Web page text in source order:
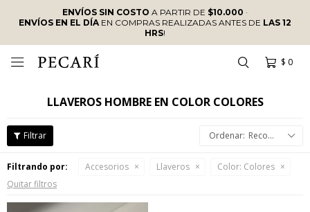
ENVÍOS SIN COSTO A PARTIR DE $10.000 ·
ENVÍOS EN EL DÍAEN COMPRAS REALIZADAS ANTES DE LAS 12
HRS!
$ 0

LLAVEROS HOMBRE EN COLOR COLORES
Recomendados
Filtrando por: Accesorios Llaveros Color: Colores
Quitar filtros